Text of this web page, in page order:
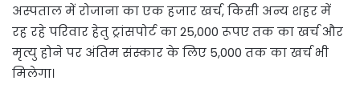
अस्पताल में रोजाना का एक हजार खर्च, किसी अन्य शहर में
रह रहे परिवार हेतु ट्रांसपोर्ट का 25,000 रूपए तक का खर्च और
मृत्यु होने पर अंतिम संस्कार के लिए 5,000 तक का खर्च भी
मिलेगा।